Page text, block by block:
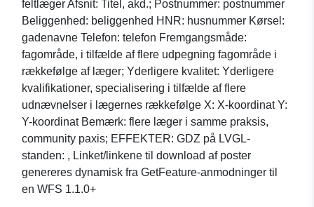
feltlæger Afsnit: Titel, akd.; Postnummer: postnummer
Beliggenhed: beliggenhed HNR: husnummer Kørsel:
gadenavne Telefon: telefon Fremgangsmåde:
fagområde, i tilfælde af flere udpegning fagområde i
rækkefølge af læger; Yderligere kvalitet: Yderligere
kvalifikationer, specialisering i tilfælde af flere
udnævnelser i lægernes rækkefølge X: X-koordinat Y:
Y-koordinat Bemærk: flere læger i samme praksis,
community paxis; EFFEKTER: GDZ på LVGL-
standen: , Linket/linkene til download af poster
genereres dynamisk fra GetFeature-anmodninger til
en WFS 1.1.0+